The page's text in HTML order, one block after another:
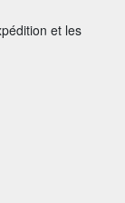
et les